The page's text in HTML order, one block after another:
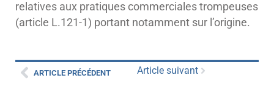
relatives aux pratiques commerciales trompeuses
(article L.121-1) portant notamment sur l’origine.
ARTICLE PRÉCÉDENT Article suivant